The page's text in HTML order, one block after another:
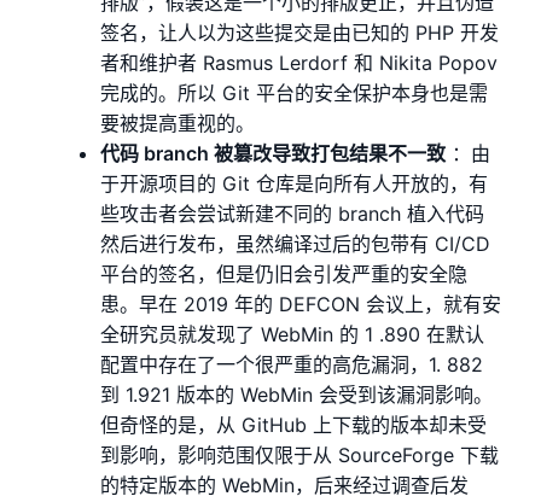
签名，让人以为这些提交是由已知的 PHP 开发
者和维护者 Rasmus Lerdorf 和 Nikita Popov
完成的。所以 Git 平台的安全保护本身也是需
要被提高重视的。
代码 branch 被篡改导致打包结果不一致 ：由
于开源项目的 Git 仓库是向所有人开放的，有
些攻击者会尝试新建不同的 branch 植入代码
然后进行发布，虽然编译过后的包带有 CI/CD
平台的签名，但是仍旧会引发严重的安全隐
患。早在 2019 年的 DEFCON 会议上，就有安
全研究员就发现了 WebMin 的 1 .890 在默认
配置中存在了一个很严重的高危漏洞，1. 882
到 1.921 版本的 WebMin 会受到该漏洞影响。
但奇怪的是，从 GitHub 上下载的版本却未受
到影响，影响范围仅限于从 SourceForge 下载
的特定版本的 WebMin，后来经过调查后发